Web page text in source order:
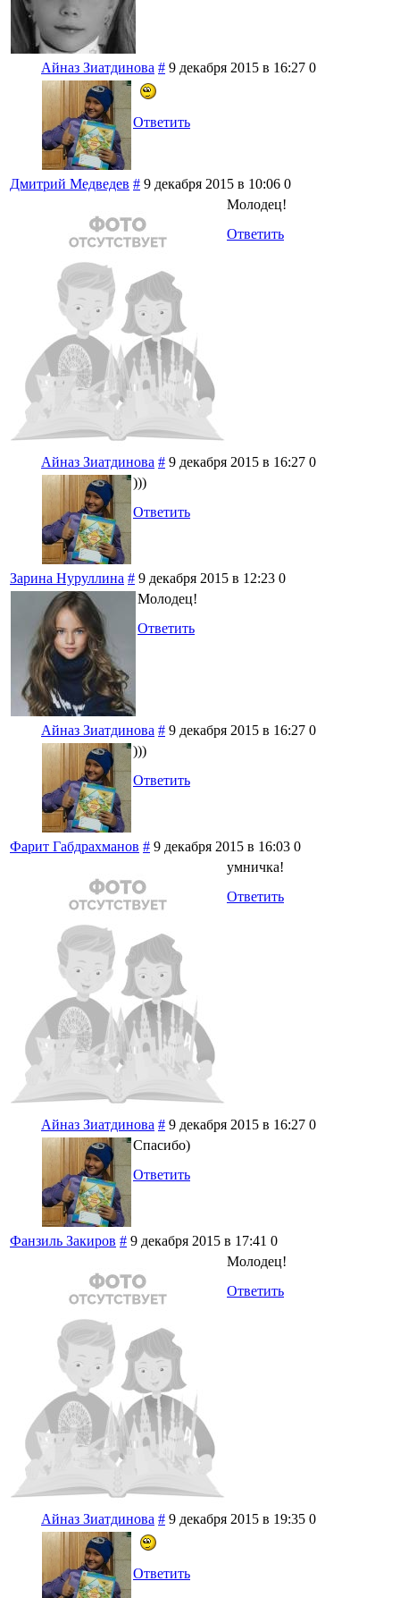
Айназ Зиатдинова # 9 декабря 2015 в 16:27 0
Ответить
Дмитрий Медведев # 9 декабря 2015 в 10:06 0
Молодец!
Ответить
Айназ Зиатдинова # 9 декабря 2015 в 16:27 0
)))
Ответить
Зарина Нуруллина # 9 декабря 2015 в 12:23 0
Молодец!
Ответить
Айназ Зиатдинова # 9 декабря 2015 в 16:27 0
)))
Ответить
Фарит Габдрахманов # 9 декабря 2015 в 16:03 0
умничка!
Ответить
Айназ Зиатдинова # 9 декабря 2015 в 16:27 0
Спасибо)
Ответить
Фанзиль Закиров # 9 декабря 2015 в 17:41 0
Молодец!
Ответить
Айназ Зиатдинова # 9 декабря 2015 в 19:35 0
Ответить